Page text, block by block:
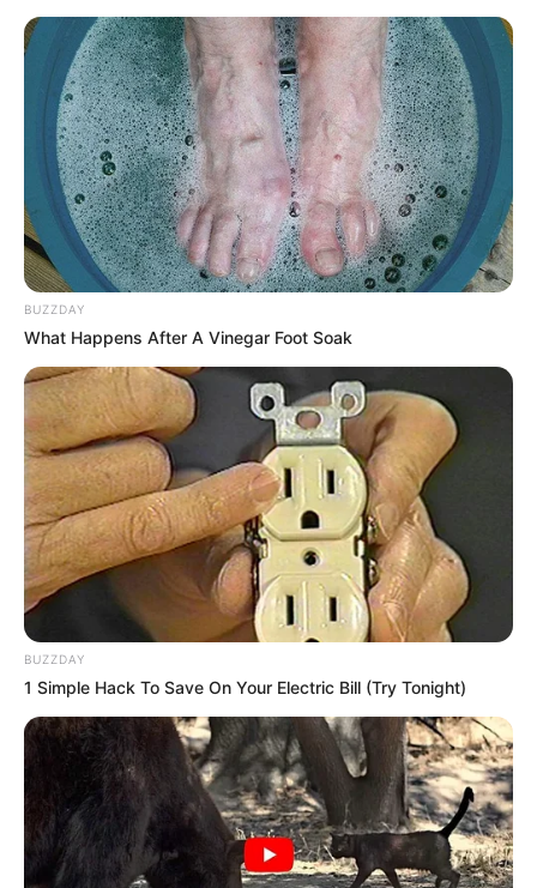
Pronostic et presse PMU du Tiercé Quarté
Quinté PRIX DE L’OPERATION OVERLORD 9
Avril 2024
Tiercé Quarté Quinté en réunion 1 sur l’hippodrome de
BUZZDAY
What Happens After A Vinegar Foot Soak
BUZZDAY
1 Simple Hack To Save On Your Electric Bill (Try Tonight)